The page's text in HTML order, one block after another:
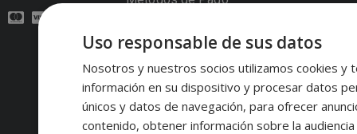
Contacto:
Síguenos:
Uso responsable de sus datos
Nosotros y nuestros socios utilizamos cookies y
información en su dispositivo y procesar datos
únicos y datos de navegación, para ofrecer
contenido, obtener información sobre la